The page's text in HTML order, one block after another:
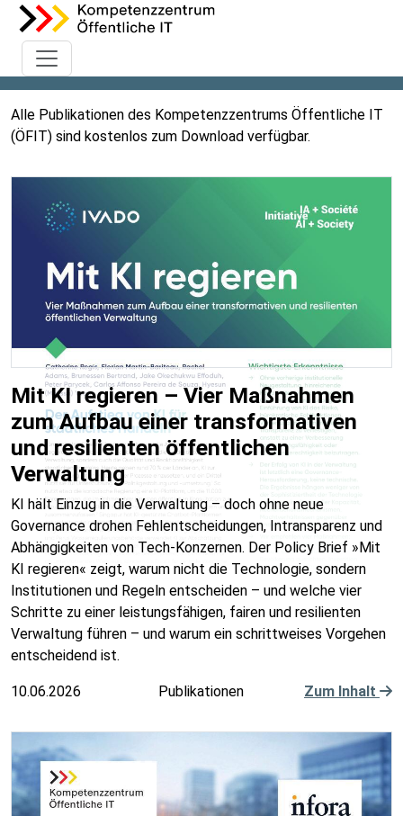
Alle Publikationen des Kompetenzzentrums Öffentliche IT
(ÖFIT) sind kostenlos zum Download verfügbar.
Mit KI regieren – Vier Maßnahmen
zum Aufbau einer transformativen
und resilienten öffentlichen
Verwaltung
KI hält Einzug in die Verwaltung – doch ohne neue
Governance drohen Fehlentscheidungen, Intransparenz und
Abhängigkeiten von Tech-Konzernen. Der Policy Brief »Mit
KI regieren« zeigt, warum nicht die Technologie, sondern
Institutionen und Regeln entscheiden – und welche vier
Schritte zu einer leistungsfähigen, fairen und resilienten
Verwaltung führen – und warum ein schrittweises Vorgehen
entscheidend ist.
10.06.2026 Publikationen Zum Inhalt